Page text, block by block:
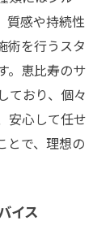
質感や持続性
術を行うスタ
。恵比寿のサ
ており、個々
安心して任せ
とで、理想の
イス